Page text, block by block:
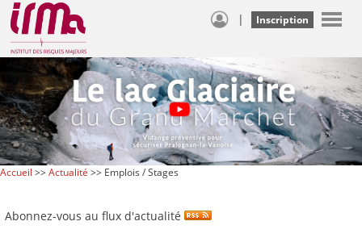
| Inscription
Accueil >>Actualité >> Emplois / Stages
Abonnez-vous au flux d'actualité